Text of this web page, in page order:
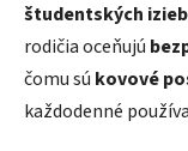
študentských izieb
rodičia oceňujú
čomu sú kovové
každodenné